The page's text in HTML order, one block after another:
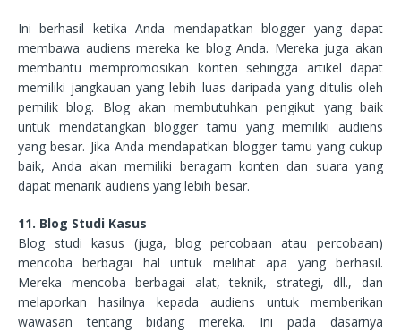
Ini berhasil ketika Anda mendapatkan blogger yang dapat
membawa audiens mereka ke blog Anda. Mereka juga akan
membantu mempromosikan konten sehingga artikel dapat
memiliki jangkauan yang lebih luas daripada yang ditulis oleh
pemilik blog. Blog akan membutuhkan pengikut yang baik
untuk mendatangkan blogger tamu yang memiliki audiens
yang besar. Jika Anda mendapatkan blogger tamu yang cukup
baik, Anda akan memiliki beragam konten dan suara yang
dapat menarik audiens yang lebih besar.
11. Blog Studi Kasus
Blog studi kasus (juga, blog percobaan atau percobaan)
mencoba berbagai hal untuk melihat apa yang berhasil.
Mereka mencoba berbagai alat, teknik, strategi, dll., dan
melaporkan hasilnya kepada audiens untuk memberikan
wawasan tentang bidang mereka. Ini pada dasarnya